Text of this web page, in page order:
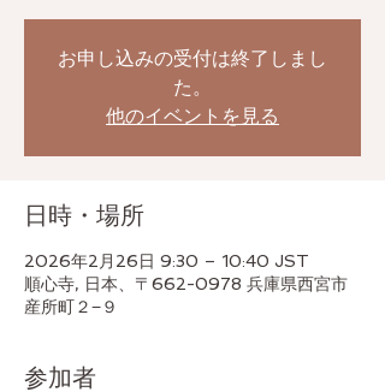
お申し込みの受付は終了しまし
た。
他のイベントを見る
日時・場所
2026年2月26日 9:30 – 10:40 JST
順心寺, 日本、〒662-0978 兵庫県西宮市
産所町２−９
参加者